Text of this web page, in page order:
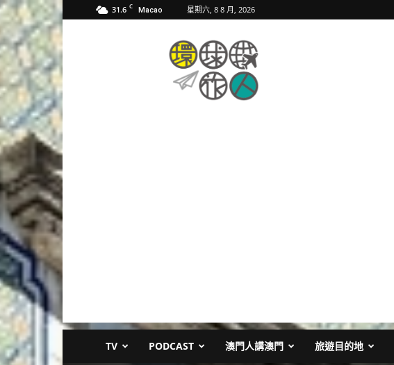
31.6 C Macao 星期六, 8 8 月, 2026
TV PODCAST 澳門人講澳門 旅遊目的地